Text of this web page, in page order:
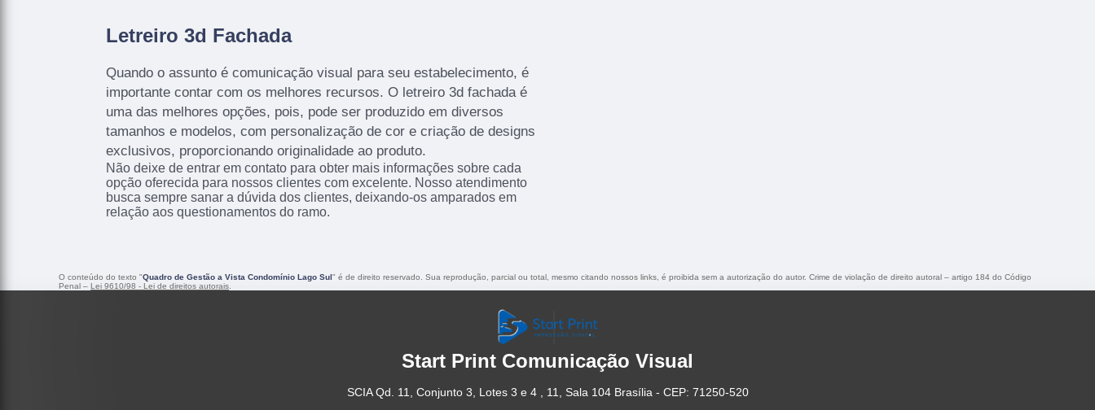
Letreiro 3d Fachada
Quando o assunto é comunicação visual para seu estabelecimento, é
importante contar com os melhores recursos. O letreiro 3d fachada é
uma das melhores opções, pois, pode ser produzido em diversos
tamanhos e modelos, com personalização de cor e criação de designs
exclusivos, proporcionando originalidade ao produto.
Não deixe de entrar em contato para obter mais informações sobre cada
opção oferecida para nossos clientes com excelente. Nosso atendimento
busca sempre sanar a dúvida dos clientes, deixando-os amparados em
relação aos questionamentos do ramo.
O conteúdo do texto "Quadro de Gestão a Vista Condomínio Lago Sul" é de direito reservado. Sua reprodução, parcial ou total, mesmo citando nossos links, é proibida sem a autorização do autor. Crime de violação de direito autoral – artigo 184 do Código
Penal – Lei 9610/98 - Lei de direitos autorais
Start Print Comunicação Visual
SCIA Qd. 11, Conjunto 3, Lotes 3 e 4 , 11, Sala 104 Brasília - CEP: 71250-520